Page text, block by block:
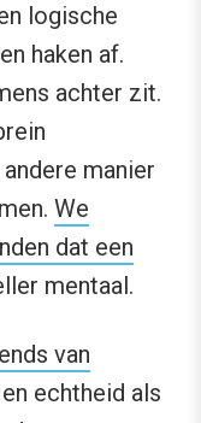
logische
haken af.
achter zit.
manier
We
dat een
mentaal.
van
echtheid als